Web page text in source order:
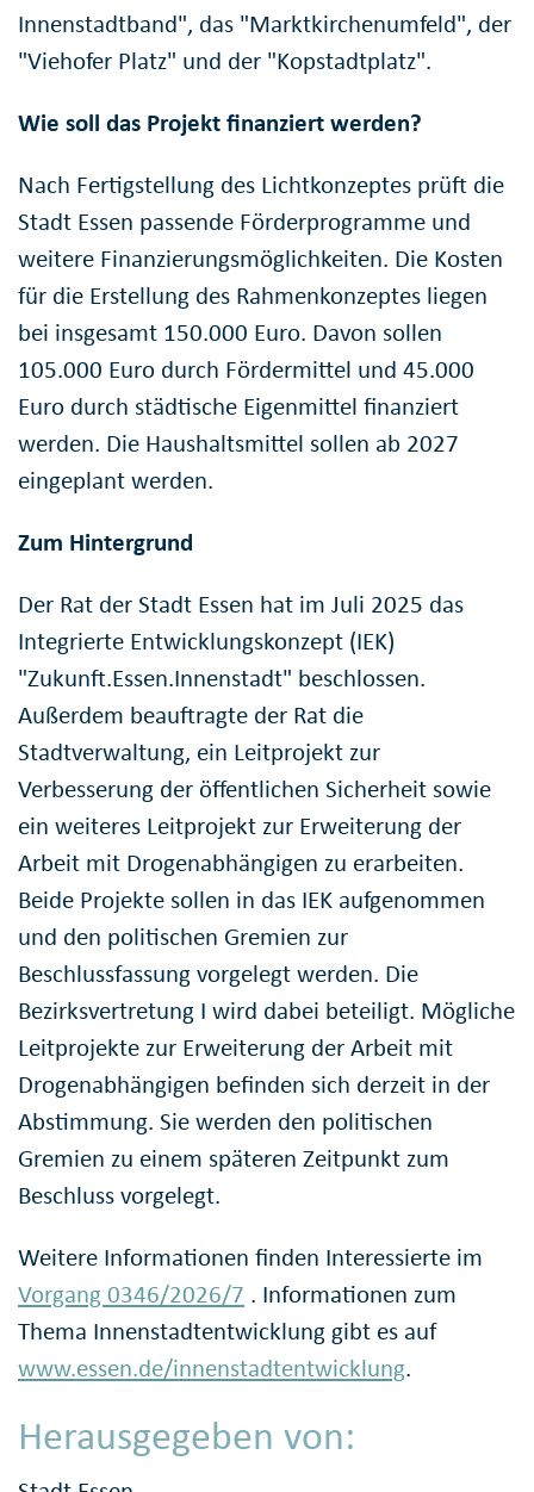
Innenstadtband", das "Marktkirchenumfeld", der
"Viehofer Platz" und der "Kopstadtplatz".
Wie soll das Projekt finanziert werden?
Nach Fertigstellung des Lichtkonzeptes prüft die
Stadt Essen passende Förderprogramme und
weitere Finanzierungsmöglichkeiten. Die Kosten
für die Erstellung des Rahmenkonzeptes liegen
bei insgesamt 150.000 Euro. Davon sollen
105.000 Euro durch Fördermittel und 45.000
Euro durch städtische Eigenmittel finanziert
werden. Die Haushaltsmittel sollen ab 2027
eingeplant werden.
Zum Hintergrund
Der Rat der Stadt Essen hat im Juli 2025 das
Integrierte Entwicklungskonzept (IEK)
"Zukunft.Essen.Innenstadt" beschlossen.
Außerdem beauftragte der Rat die
Stadtverwaltung, ein Leitprojekt zur
Verbesserung der öffentlichen Sicherheit sowie
ein weiteres Leitprojekt zur Erweiterung der
Arbeit mit Drogenabhängigen zu erarbeiten.
Beide Projekte sollen in das IEK aufgenommen
und den politischen Gremien zur
Beschlussfassung vorgelegt werden. Die
Bezirksvertretung I wird dabei beteiligt. Mögliche
Leitprojekte zur Erweiterung der Arbeit mit
Drogenabhängigen befinden sich derzeit in der
Abstimmung. Sie werden den politischen
Gremien zu einem späteren Zeitpunkt zum
Beschluss vorgelegt.
Weitere Informationen finden Interessierte im
Vorgang 0346/2026/7 . Informationen zum
Thema Innenstadtentwicklung gibt es auf
www.essen.de/innenstadtentwicklung.
Herausgegeben von: